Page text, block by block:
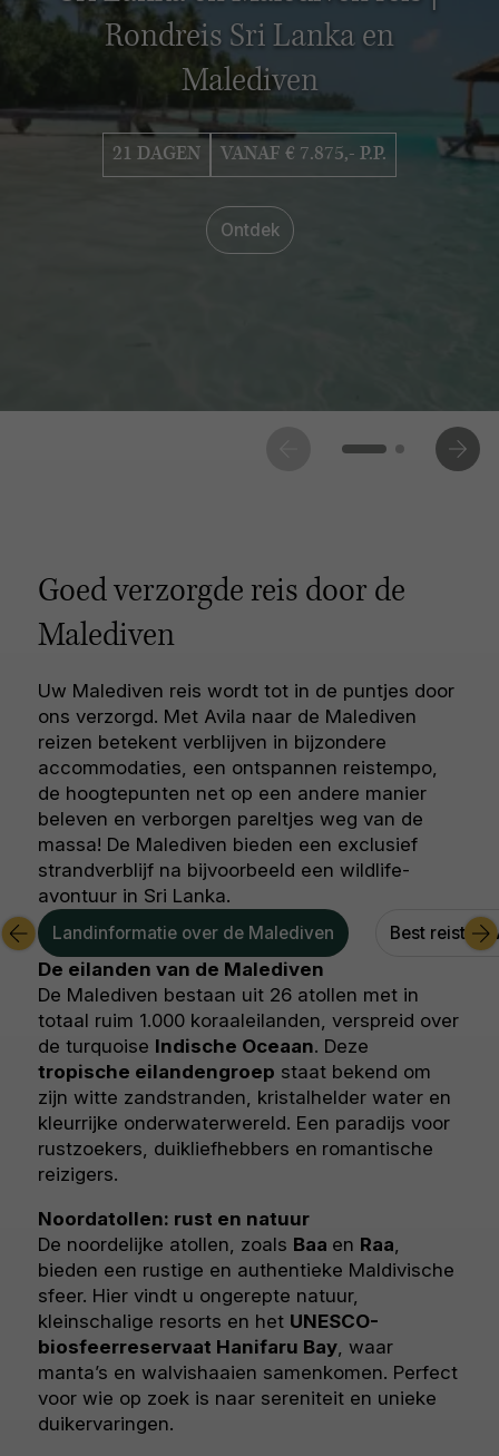
Rondreis Sri Lanka en
Malediven
21 DAGEN VANAF € 7.875,- P.P.
Ontdek
Goed verzorgde reis door de
Malediven
Uw Malediven reis wordt tot in de puntjes door
ons verzorgd. Met Avila naar de Malediven
reizen betekent verblijven in bijzondere
accommodaties, een ontspannen reistempo,
de hoogtepunten net op een andere manier
beleven en verborgen pareltjes weg van de
massa! De Malediven bieden een exclusief
strandverblijf na bijvoorbeeld een wildlife-
avontuur in Sri Lanka.
Landinformatie over de Malediven Best reistijd
De eilanden van de Malediven
De Malediven bestaan uit 26 atollen met in
totaal ruim 1.000 koraaleilanden, verspreid over
de turquoise Indische Oceaan. Deze
tropische eilandengroep staat bekend om
zijn witte zandstranden, kristalhelder water en
kleurrijke onderwaterwereld. Een paradijs voor
rustzoekers, duikliefhebbers en romantische
reizigers.
Noordatollen: rust en natuur
De noordelijke atollen, zoals Baa en Raa,
bieden een rustige en authentieke Maldivische
sfeer. Hier vindt u ongerepte natuur,
kleinschalige resorts en het UNESCO-
biosfeerreservaat Hanifaru Bay, waar
manta’s en walvishaaien samenkomen. Perfect
voor wie op zoek is naar sereniteit en unieke
duikervaringen.